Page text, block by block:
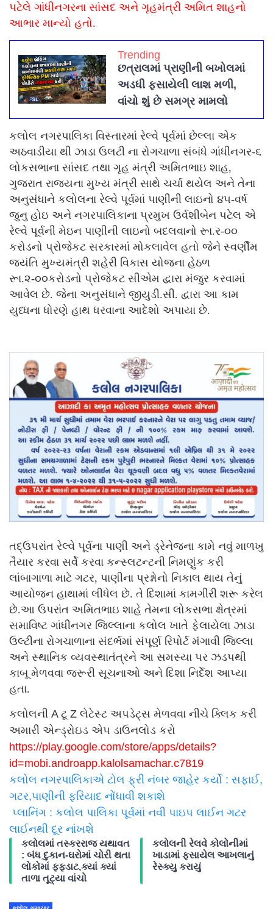
પટેલે ગાંધીનગરના સાંસદ અને ગૃહમંત્રી અમિત શાહનો
આભાર માન્યો હતો.
Trending
છત્રાલમાં પ્રાણીની બખોલમાં
અડધી ફસાયેલી લાશ મળી,
વાંચો શું છે સમગ્ર મામલો
કલોલ નગરપાલિકા વિસ્તારમાં રેલ્વે પૂર્વમાં છેલ્લા એક
અઠવાડીયા થી ઝાડા ઉલટી ના રોગચાળા સંબંધે ગાંધીનગર-૬
લોકસભાના સાંસદ તથા ગૃહ મંત્રી અમિતભાઇ શાહ,
ગુજરાત રાજયના મુખ્ય મંત્રી સાથે ચર્ચા થયેલ અને તેના
અનુસંધાને કલોલના રેલ્વે પૂર્વમાં પાણીની લાઇનો ૪૫-વર્ષ
જુનુ હોઇ અને નગરપાલિકાના પ્રમુખ ઉર્વશીબેન પટેલ એ
રેલ્વે પૂર્વની મેઇન પાણીની લાઇનો બદલવાનો રૂા.ર-૦૦
કરોડનો પ્રોજેકટ સરકારમાં મોકલાવેલ હતો જેને સ્વર્ણીમ
જયંતિ મુખ્યમંત્રી શહેરી વિકાસ યોજના હેઠળ
રૂા.૨-૦૦કરોડનો પ્રોજેકટ સીએમ દ્વારા મંજુર કરવામાં
આવેલ છે. જેના અનુસંધાને જીયુડી.સી. દ્વારા આ કામ
યુધ્ધના ધોરણે હાથ ધરવાના આદેશો અપાયા છે.
તદ્ઉપરાંત રેલ્વે પૂર્વના પાણી અને ડ્રેનેજના કામે નવું માળખુ
તૈયાર કરવા સર્વે કરવા કન્સ્લટન્ટની નિમણુંક કરી
લાંબાગાળા માટે ગટર, પાણીના પ્રશ્નોનો નિકાલ થાય તેનું
આયોજન હાથામાં લીધેલ છે. તે દિશામાં કામગીરી શરૂ કરેલ
છે.આ ઉપરાંત અમિતભાઇ શાહે તેમના લોકસભા ક્ષેત્રમાં
સમાવિષ્ટ ગાંધીનગર જિલ્લાના કલોલ ખાતે ફેલાયેલા ઝાડા
ઉલ્ટીના રોગચાળાના સંદર્ભમાં સંપૂર્ણ રિપોર્ટ મંગાવી જિલ્લા
અને સ્થાનિક વ્યવસ્થાતંત્રને આ સમસ્યા પર ઝડપથી
કાબૂ મેળવવા જરૂરી સૂચનાઓ અને દિશા નિર્દેશ આપ્યા
હતા.
કલોલની A ટૂ Z લેટેસ્ટ અપડેટ્સ મેળવવા નીચે ક્લિક કરી
અમારી એન્ડ્રોઇડ એપ ડાઉનલોડ કરો
https://play.google.com/store/apps/details?
id=mobi.androapp.kalolsamachar.c7819
કલોલ નગરપાલિકાએ ટોલ ફ્રી નંબર જાહેર કર્યો : સફાઈ,
ગટર,પાણીની ફરિયાદ નોંધાવી શકાશે
પ્લાનિંગ : કલોલ પાલિકા પૂર્વમાં નવી પાઇપ લાઈન ગટર
લાઈનથી દૂર નાંખશે
કલોલમાં તસ્કરરાજ યથાવત
: બંધ દુકાન-ઘરોમાં ચોરી થતા
લોકોમાં ફફડાટ,ક્યાં ક્યાં
તાળા તૂટ્યા વાંચો
કલોલની રેલવે કોલોનીમાં
ખાડામાં ફસાયેલ આખલાનું
રેસ્ક્યુ કરાયું